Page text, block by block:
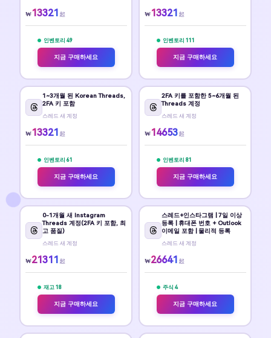
₩13321 起
인벤토리 49
지금 구매하세요
₩13321 起
인벤토리 111
지금 구매하세요
1~3개월 된 Korean Threads,
2FA 키 포함
스레드 새 계정
₩13321 起
인벤토리 61
지금 구매하세요
2FA 키를 포함한 5~6개월 된
Threads 계정
스레드 새 계정
₩14653 起
인벤토리 81
지금 구매하세요
0-1개월 새 Instagram
Threads 계정(2FA 키 포함, 최
고 품질)
스레드 새 계정
₩21311 起
재고 18
지금 구매하세요
스레드+인스타그램 | 7일 이상
등록 | 휴대폰 번호 + Outlook
이메일 포함 | 물리적 등록
스레드 새 계정
₩26641 起
주식 4
지금 구매하세요